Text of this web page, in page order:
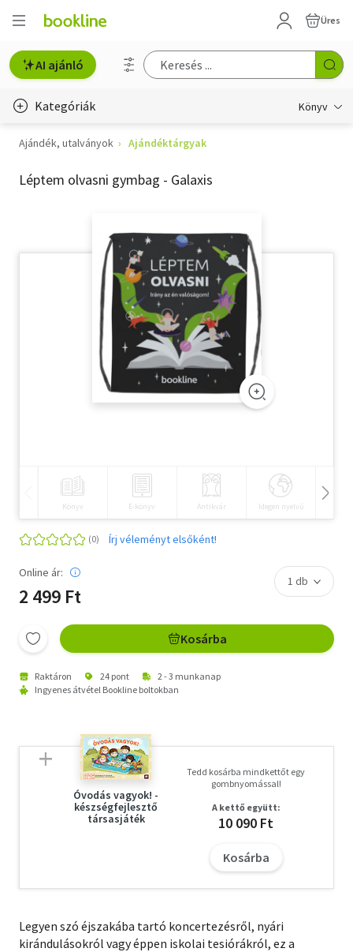
Üres
AI ajánló
Kategóriák Könyv
Életmód, egészség
Erotika
Hobbi, szabadidő
Szótár, nyelvkönyv
Természettudomány
Történelem
Ajándék, utalványok Ajándéktárgyak
Léptem olvasni gymbag - Galaxis
Könyv E-könyv Antikvár Idegen nyelvű
Írj véleményt elsőként!
Online ár:
2 499 Ft
Kosárba
Raktáron 24 pont
2 - 3 munkanap
Ingyenes átvétel Bookline boltokban
Óvodás vagyok! -
készségfejlesztő
társasjáték
Tedd kosárba mindkettőt egy
gombnyomással!
A kettő együtt:
10 090 Ft
Kosárba
Legyen szó éjszakába tartó koncertezésről, nyári
kirándulásokról vagy éppen iskolai tesiórákról, ez a